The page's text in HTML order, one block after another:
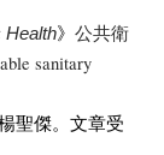
Health》 公共衛
sanitary
聖傑。文章受